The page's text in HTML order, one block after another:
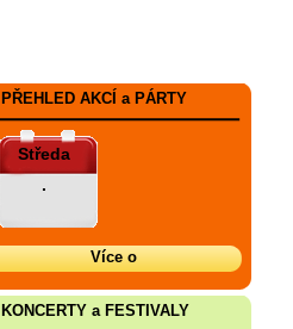
PŘEHLED AKCÍ a PÁRTY
Středa
.
Více o
KONCERTY a FESTIVALY